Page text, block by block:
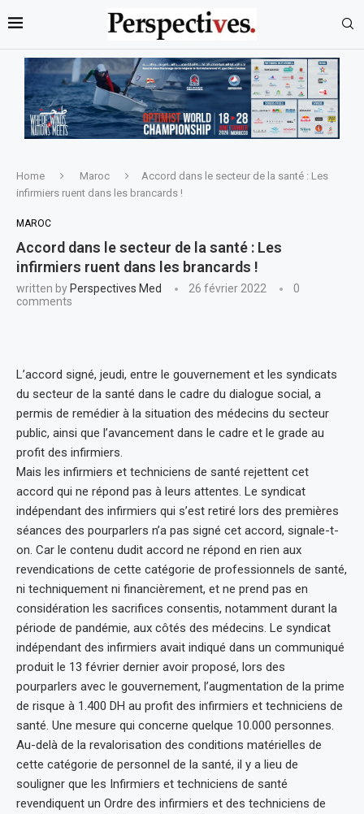
Home Maroc
Accord dans le secteur de la santé : Les
infirmiers ruent dans les brancards !
MAROC
Accord dans le secteur de la santé : Les
infirmiers ruent dans les brancards !
written by Perspectives Med 26 février 2022
0
comments
L’accord signé, jeudi, entre le gouvernement et les syndicats
du secteur de la santé dans le cadre du dialogue social, a
permis de remédier à la situation des médecins du secteur
public, ainsi que l’avancement dans le cadre et le grade au
profit des infirmiers.
Mais les infirmiers et techniciens de santé rejettent cet
accord qui ne répond pas à leurs attentes. Le syndicat
indépendant des infirmiers qui s’est retiré lors des premières
séances des pourparlers n’a pas signé cet accord, signale-t-
on. Car le contenu dudit accord ne répond en rien aux
revendications de cette catégorie de professionnels de santé,
ni techniquement ni financièrement, et ne prend pas en
considération les sacrifices consentis, notamment durant la
période de pandémie, aux côtés des médecins. Le syndicat
indépendant des infirmiers avait indiqué dans un communiqué
produit le 13 février dernier avoir proposé, lors des
pourparlers avec le gouvernement, l’augmentation de la prime
de risque à 1.400 DH au profit des infirmiers et techniciens de
santé. Une mesure qui concerne quelque 10.000 personnes.
Au-delà de la revalorisation des conditions matérielles de
cette catégorie de personnel de la santé, il y a lieu de
souligner que les Infirmiers et techniciens de santé
revendiquent un Ordre des infirmiers et des techniciens de